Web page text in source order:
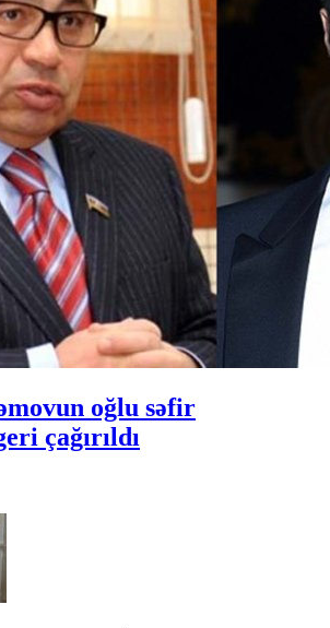
oğlu səfir
çağırıldı